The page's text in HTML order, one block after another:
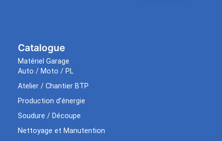
Catalogue
Matériel Garage
Auto / Moto / PL
Atelier / Chantier BTP
Production d’énergie
Soudure / Découpe
Nettoyage et Manutention